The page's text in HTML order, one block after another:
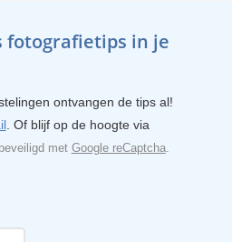
fotografietips in je
ontvangen de tips al!
. Of blijf op de hoogte via
met Google reCaptcha.